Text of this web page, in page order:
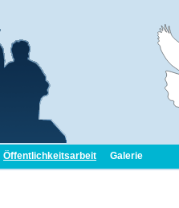
Öffentlichkeitsarbeit Galerie